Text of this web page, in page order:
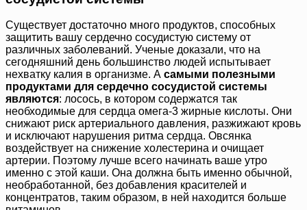
Существует достаточно много продуктов, способных
защитить вашу сердечно сосудистую систему от
различных заболеваний. Ученые доказали, что на
сегодняшний день большинство людей испытывает
нехватку калия в организме. А самыми полезными
продуктами для сердечно сосудистой системы
являются: лосось, в котором содержатся так
необходимые для сердца омега-3 жирные кислоты. Они
снижают риск артериального давления, разжижают кровь
и исключают нарушения ритма сердца. Овсянка
воздействует на снижение холестерина и очищает
артерии. Поэтому лучше всего начинать ваше утро
именно с этой каши. Она должна быть именно обычной,
необработанной, без добавления красителей и
концентратов, таким образом, в ней находится больше